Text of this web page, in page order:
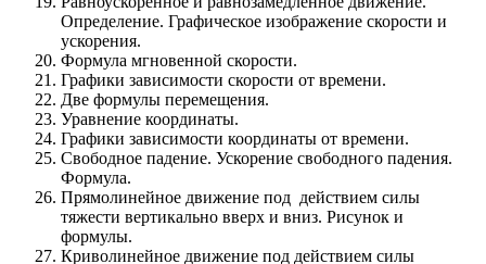
Определение. Графическое изображение скорости и
ускорения.
Формула мгновенной скорости.
Графики зависимости скорости от времени.
Две формулы перемещения.
Уравнение координаты.
Графики зависимости координаты от времени.
Свободное падение. Ускорение свободного падения.
Формула.
Прямолинейное движение под действием силы
тяжести вертикально вверх и вниз. Рисунок и
формулы.
Криволинейное движение под действием силы